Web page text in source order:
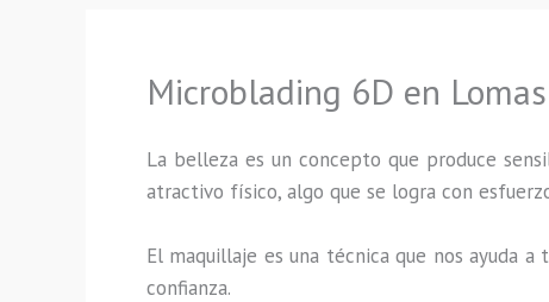
Microblading 6D en
La belleza es un concepto que produce
atractivo físico, algo que se logra con
El maquillaje es una técnica que nos ayuda
confianza.